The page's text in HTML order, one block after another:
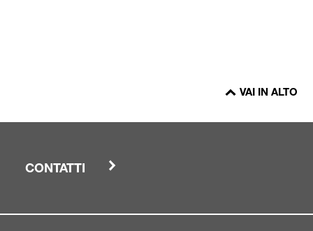
VAI IN ALTO
CONTATTI